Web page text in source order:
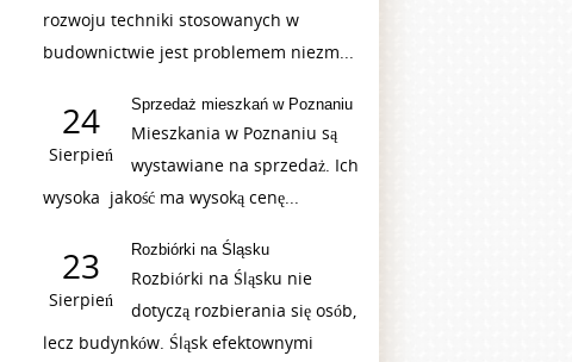
rozwoju techniki stosowanych w
budownictwie jest problemem niezm...
24
Sierpień
Sprzedaż mieszkań w Poznaniu
Mieszkania w Poznaniu są
wystawiane na sprzedaż. Ich
wysoka jakość ma wysoką cenę...
23
Sierpień
Rozbiórki na Śląsku
Rozbiórki na Śląsku nie
dotyczą rozbierania się osób,
lecz budynków. Śląsk efektownymi